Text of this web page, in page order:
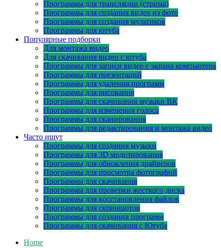
Программы для трансляции (стрима)
Программы для создания видео из фото
Программы для создания мультиков
Программы для ютуба
Популярные подборки
Для монтажа видео
Для скачивания видео с ютуба
Программы для записи видео с экрана компьютера
Программы для презентаций
Программы для удаления программ
Программы для рисования
Программы для скачивания музыки ВК
Программы для изменения голоса
Программы для сканирования
Программы для редактирования и монтажа видео
Часто ищут
Программы для создания музыки
Программы для 3D моделирования
Программы для обновления драйверов
Программы для просмотра фотографий
Программы для скачивания
Программы для проверки жесткого диска
Программы для восстановления файлов
Программы для скриншотов
Программы для создания программ
Программы для скачивания с Ютуба
Home